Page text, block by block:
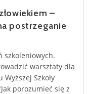
–
postrzeganie
szkoleniowych.
warsztaty dla
Szkoły
porozumieć się z